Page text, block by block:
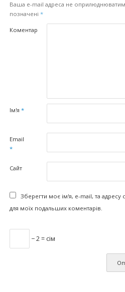
Ваша e-mail адреса не
позначені *
Коментар
Ім'я *
Email
*
Сайт
Зберегти моє ім'я, e-mail, та адресу
для моїх подальших коментарів.
− 2 = сім